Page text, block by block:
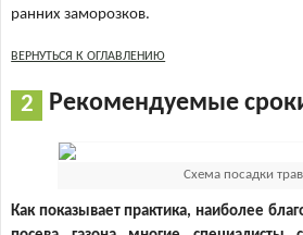
ранних заморозков.
ВЕРНУТЬСЯ К ОГЛАВЛЕНИЮ
Рекомендуемые
Схема посадки
Как показывает практика, наиболее